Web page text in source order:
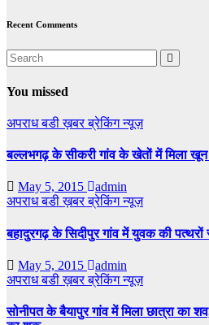
Recent Comments
You missed
अपराधबडी ख़बरब्रेकिंग न्यूज़
बल्लभगढ़ के सीकरी गांव के खेतों में मिला
May 5, 2015
admin
अपराधबडी ख़बरब्रेकिंग न्यूज़
बहादुरगढ़ के सिदीपुर गांव में युवक की पत्थरों
May 5, 2015
admin
अपराधबडी ख़बरब्रेकिंग न्यूज़
सोनीपत के बैयापुर गांव में मिला छात्रा का